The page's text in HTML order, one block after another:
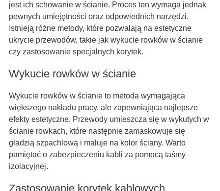
jest ich schowanie w ścianie. Proces ten wymaga jednak
pewnych umiejętności oraz odpowiednich narzędzi.
Istnieją różne metody, które pozwalają na estetyczne
ukrycie przewodów, takie jak wykucie rowków w ścianie
czy zastosowanie specjalnych korytek.
Wykucie rowków w ścianie
Wykucie rowków w ścianie to metoda wymagająca
większego nakładu pracy, ale zapewniająca najlepsze
efekty estetyczne. Przewody umieszcza się w wykutych w
ścianie rowkach, które następnie zamaskowuje się
gładzią szpachlową i maluje na kolor ściany. Warto
pamiętać o zabezpieczeniu kabli za pomocą taśmy
izolacyjnej.
Zastosowanie korytek kablowych